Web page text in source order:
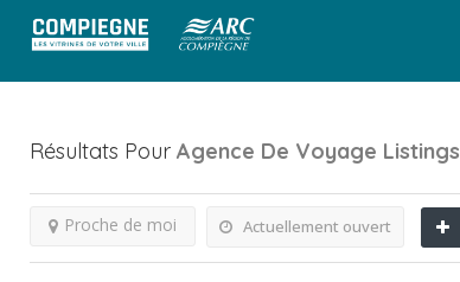
Résultats Pour Agence De Voyage Listings
Actuellement ouvert
Proche de moi